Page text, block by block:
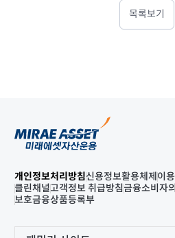
목록보기
개인정보처리방침신용정보활용체제 이
클린채널고객정보 취급방침금융소비자
보호금융상품등록부